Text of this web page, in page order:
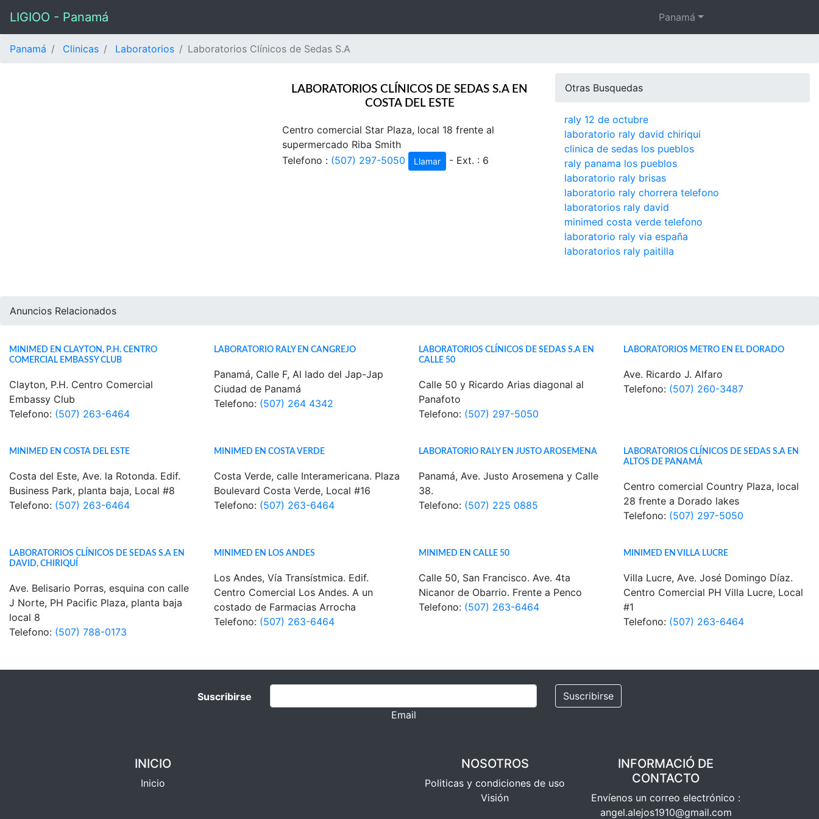
LIGIOO - Panamá Panamá
Panamá Clinicas Laboratorios Laboratorios Clínicos de Sedas S.A
LABORATORIOS CLÍNICOS DE SEDAS S.A EN
COSTA DEL ESTE
Centro comercial Star Plaza, local 18 frente al
supermercado Riba Smith
Telefono : (507) 297-5050 Llamar - Ext. : 6
Otras Busquedas
raly 12 de octubre
laboratorio raly david chiriqui
clinica de sedas los pueblos
raly panama los pueblos
laboratorio raly brisas
laboratorio raly chorrera telefono
laboratorios raly david
minimed costa verde telefono
laboratorio raly via españa
laboratorios raly paitilla
Anuncios Relacionados
MINIMED EN CLAYTON, P.H. CENTRO
COMERCIAL EMBASSY CLUB
Clayton, P.H. Centro Comercial
Embassy Club
Telefono: (507) 263-6464
LABORATORIO RALY EN CANGREJO
Panamá, Calle F, Al lado del Jap-Jap
Ciudad de Panamá
Telefono: (507) 264 4342
LABORATORIOS CLÍNICOS DE SEDAS S.A EN
CALLE 50
Calle 50 y Ricardo Arias diagonal al
Panafoto
Telefono: (507) 297-5050
LABORATORIOS METRO EN EL DORADO
Ave. Ricardo J. Alfaro
Telefono: (507) 260-3487
MINIMED EN COSTA DEL ESTE
Costa del Este, Ave. la Rotonda. Edif.
Business Park, planta baja, Local #8
Telefono: (507) 263-6464
MINIMED EN COSTA VERDE
Costa Verde, calle Interamericana. Plaza
Boulevard Costa Verde, Local #16
Telefono: (507) 263-6464
LABORATORIO RALY EN JUSTO AROSEMENA
Panamá, Ave. Justo Arosemena y Calle
38.
Telefono: (507) 225 0885
LABORATORIOS CLÍNICOS DE SEDAS S.A EN
ALTOS DE PANAMÁ
Centro comercial Country Plaza, local
28 frente a Dorado lakes
Telefono: (507) 297-5050
LABORATORIOS CLÍNICOS DE SEDAS S.A EN
DAVID, CHIRIQUÍ
Ave. Belisario Porras, esquina con calle
J Norte, PH Pacific Plaza, planta baja
local 8
Telefono: (507) 788-0173
MINIMED EN LOS ANDES
Los Andes, Vía Transístmica. Edif.
Centro Comercial Los Andes. A un
costado de Farmacias Arrocha
Telefono: (507) 263-6464
MINIMED EN CALLE 50
Calle 50, San Francisco. Ave. 4ta
Nicanor de Obarrio. Frente a Penco
Telefono: (507) 263-6464
MINIMED EN VILLA LUCRE
Villa Lucre, Ave. José Domingo Díaz.
Centro Comercial PH Villa Lucre, Local
#1
Telefono: (507) 263-6464
Suscribirse
Email
Suscribirse
INICIO
Inicio
NOSOTROS
Politicas y condiciones de uso
Visión
INFORMACIÓ DE
CONTACTO
Envíenos un correo electrónico :
angel.alejos1910@gmail.com